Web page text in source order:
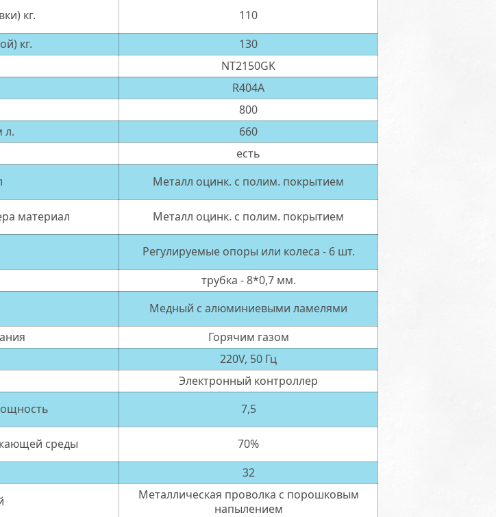
кг.
110
кг.
130
NT2150GK
R404A
800
л.
660
есть
Металл оцинк. с полим. покрытием
материал Металл оцинк. с полим. покрытием
Регулируемые опоры или колеса - 6 шт.
трубка - 8*0,7 мм.
Медный с алюминиевыми ламелями
Горячим газом
220V, 50 Гц
Электронный контроллер
7,5
среды
70%
32
Металлическая проволка с порошковым
напылением